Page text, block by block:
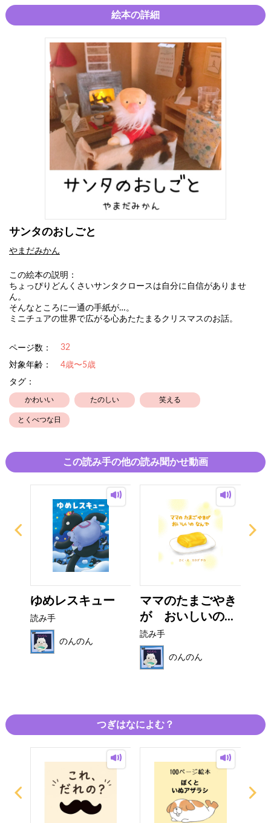
絵本の詳細
サンタのおしごと
やまだみかん
この絵本の説明：
ちょっぴりどんくさいサンタクロースは自分に自信がありませ
ん。
そんなところに一通の手紙が…。
ミニチュアの世界で広がる心あたたまるクリスマスのお話。
ページ数： 32
対象年齢：
4歳〜5歳
タグ：
かわいい たのしい 笑える
とくべつな日
この読み手の他の読み聞かせ動画
ゆめレスキュー
読み手
のんのん
ママのたまごやき
が おいしいの...
読み手
のんのん
つぎはなによむ？